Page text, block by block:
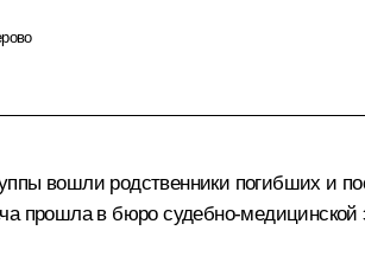
вошли родственники погибших и
прошла в бюро судебно-